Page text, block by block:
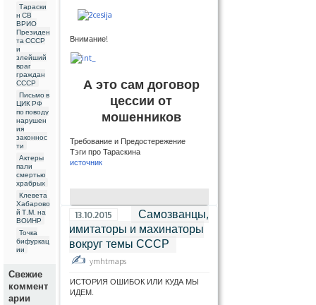
Тараски
н СВ
ВРИО
Президен
та СССР
и
злейший
враг
граждан
СССР
Письмо в
ЦИК РФ
по поводу
нарушен
ия
законнос
ти
Актеры
пали
смертью
храбрых
Клевета
Хабарово
й Т.М. на
ВОИНР
Точка
бифуркац
ии
Свежие
коммент
арии
Внимание!
А это сам договор
цессии от
мошенников
Требование и Предостережение
Тэги про Тараскина
источник
13.10.2015
Самозванцы,
имитаторы и махинаторы
вокруг темы СССР
ymhtmaps
ИСТОРИЯ ОШИБОК ИЛИ КУДА МЫ
ИДЕМ.